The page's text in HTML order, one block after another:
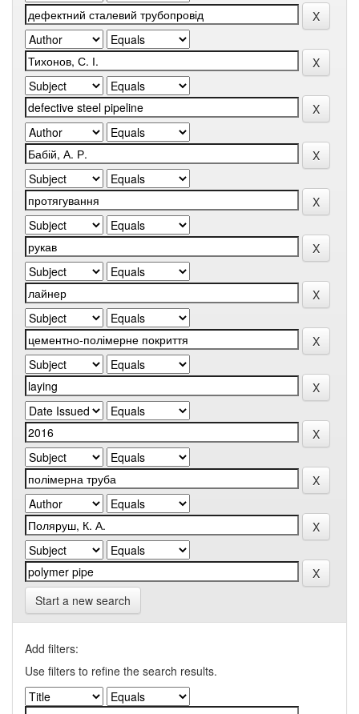
Start a new search
Add filters:
Use filters to refine the search results.